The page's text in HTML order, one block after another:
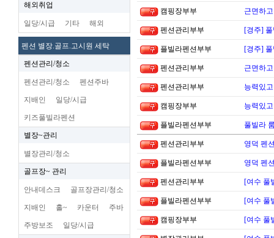
해외취업
일당/시급 기타 해외
펜션 별장.골프.고시원 세탁
펜션관리/청소
펜션관리/청소 펜션주바
지배인 일당/시급
키즈풀빌라펜션
별장~관리
별장관리/청소
골프장~ 관리
안내데스크 골프장관리/청소
지배인 홀~ 카운터 주바
주방보조 일당/시급
캠핑장부부 근면하
펜션관리부부 [경주]
플빌라펜션부부 [경주]
펜션관리부부 근면하
펜션관리부부 능력있
캠핑장부부 능력있
플빌라펜션부부 풀빌라
펜션관리부부 영덕 펜
플빌라펜션부부 영덕 펜
펜션관리부부 [여수 풀
플빌라펜션부부 [여수 풀
캠핑장부부 [여수 풀